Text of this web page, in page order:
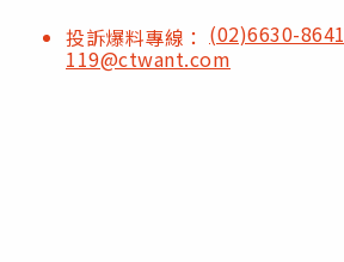
投訴爆料專線： (02)6630-8641
119@ctwant.com